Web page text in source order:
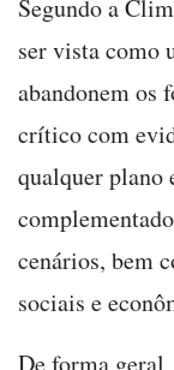
Segundo a
ser vista como
abandonem os
crítico com
qualquer plano
cenários, bem
sociais e
De forma